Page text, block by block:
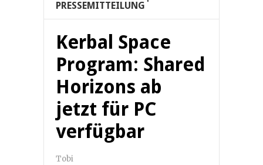
PRESSEMITTEILUNG
Kerbal Space
Program: Shared
Horizons ab
jetzt für PC
verfügbar
Tobi